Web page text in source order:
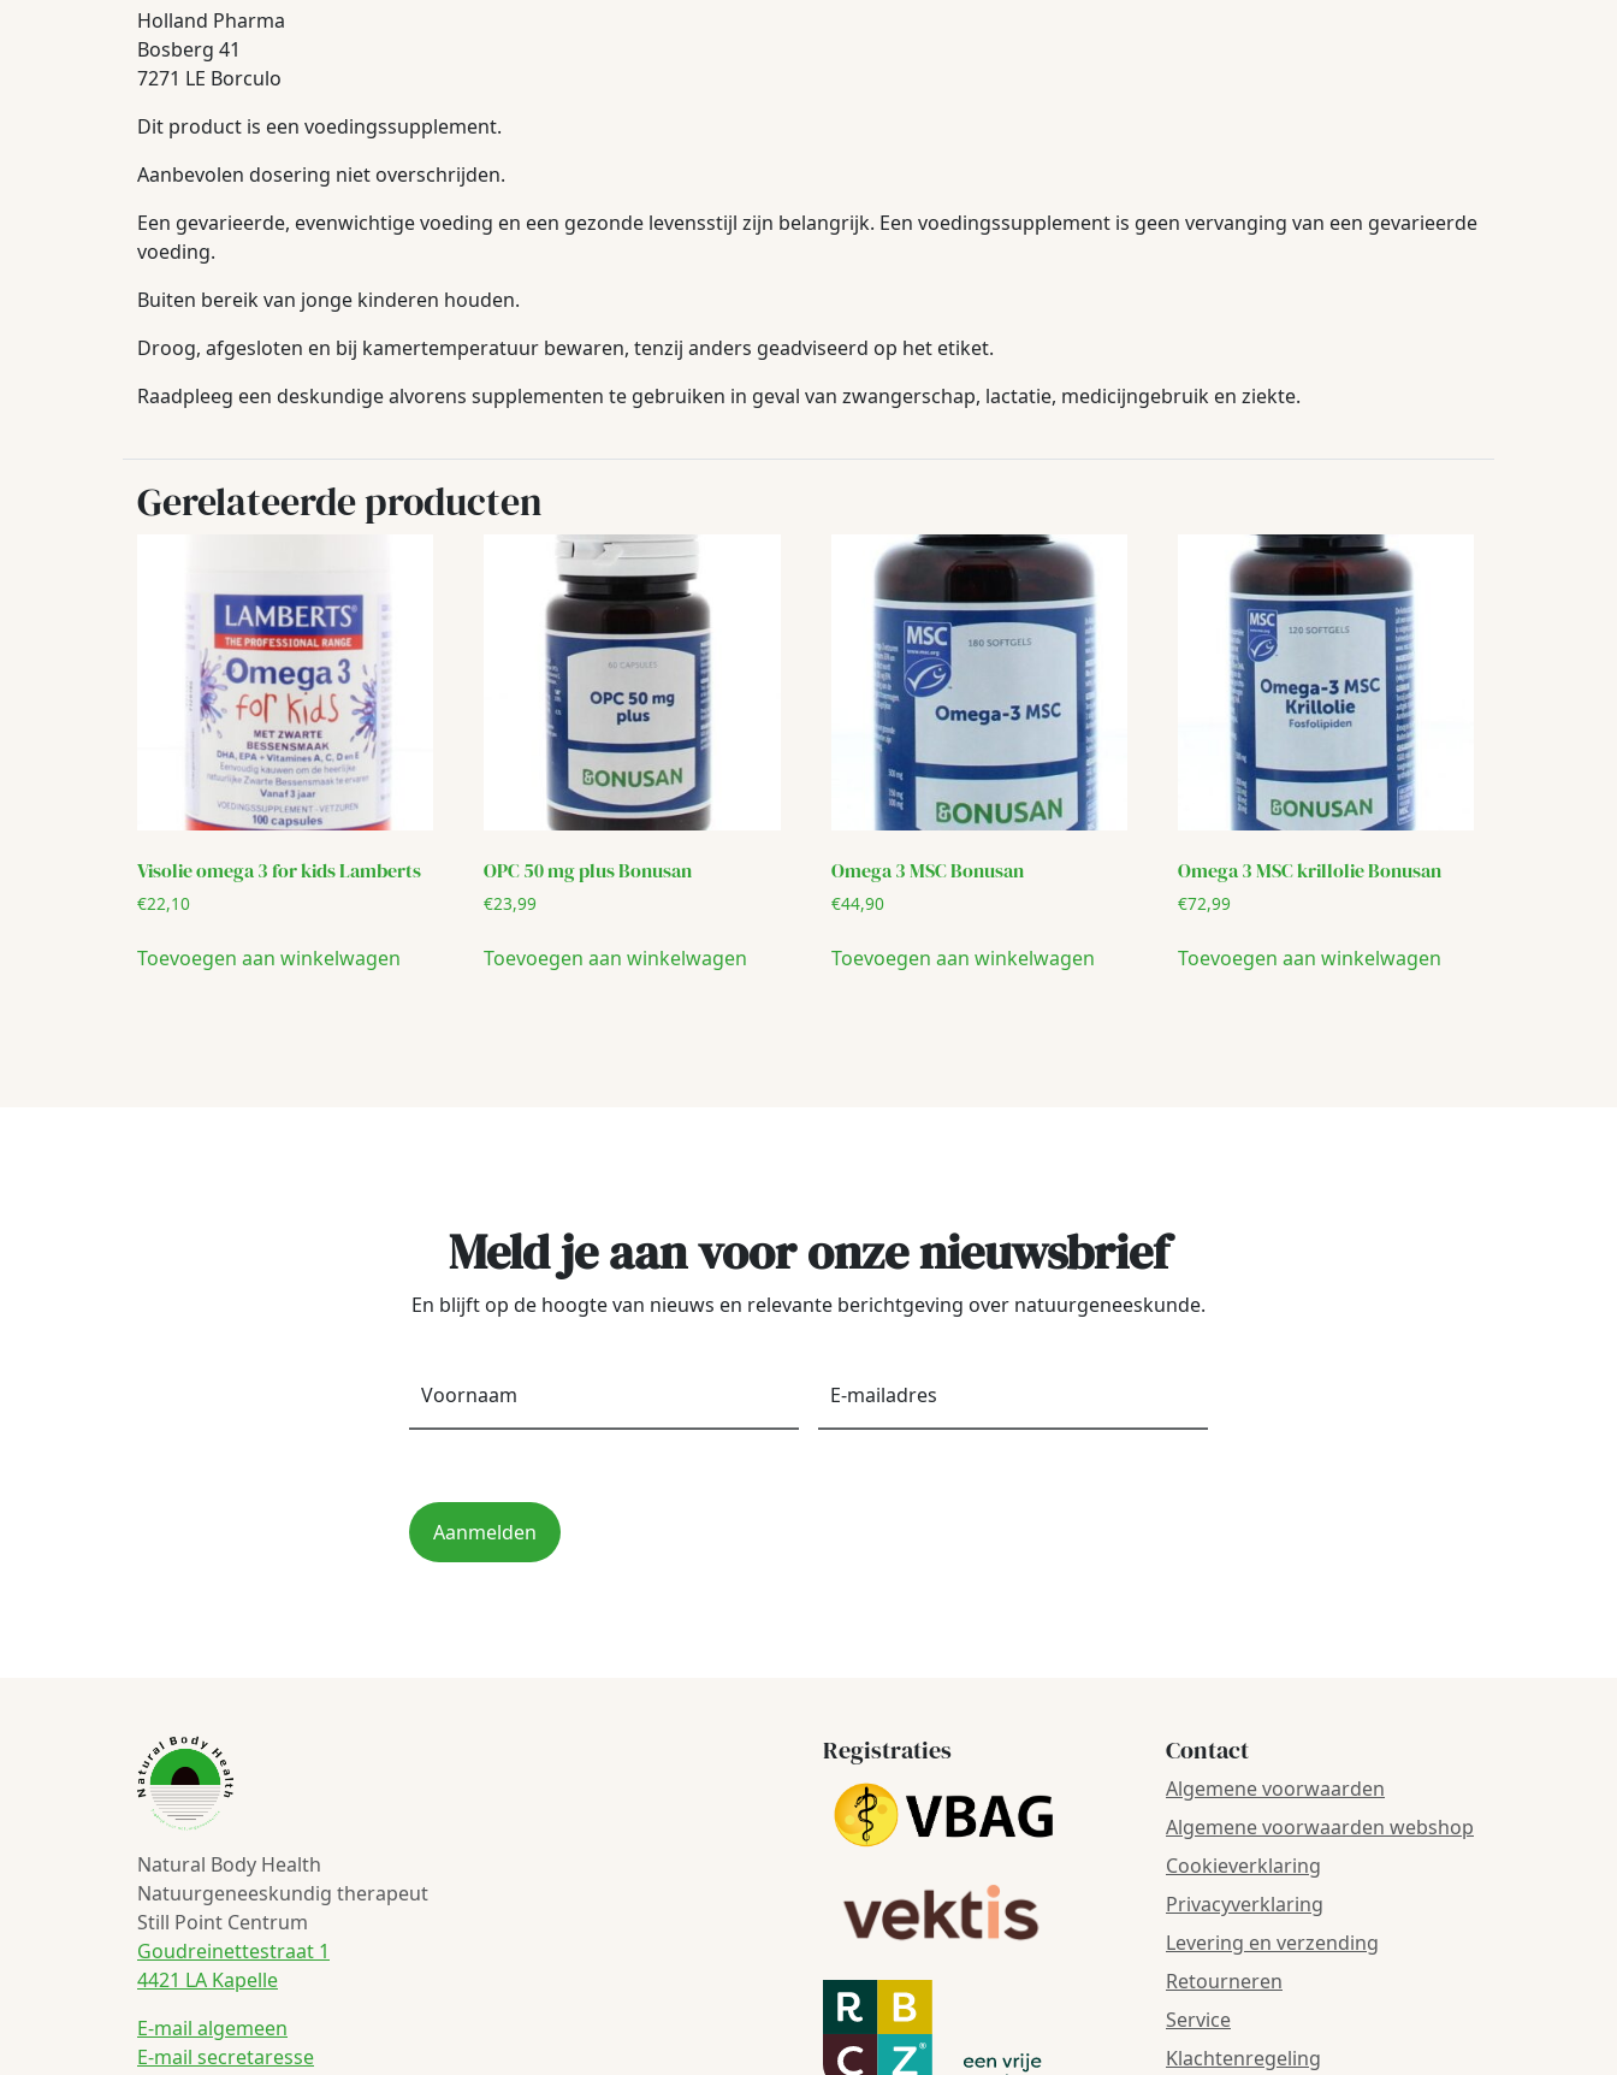
Holland Pharma
Bosberg 41
7271 LE Borculo
Dit product is een voedingssupplement.
Aanbevolen dosering niet overschrijden.
Een gevarieerde, evenwichtige voeding en een gezonde levensstijl zijn belangrijk. Een voedingssupplement is geen vervanging van een gevarieerde
voeding.
Buiten bereik van jonge kinderen houden.
Droog, afgesloten en bij kamertemperatuur bewaren, tenzij anders geadviseerd op het etiket.
Raadpleeg een deskundige alvorens supplementen te gebruiken in geval van zwangerschap, lactatie, medicijngebruik en ziekte.
Gerelateerde producten
Visolie omega 3 for kids Lamberts
€22,10
Toevoegen aan winkelwagen
OPC 50 mg plus Bonusan
€23,99
Toevoegen aan winkelwagen
Omega 3 MSC Bonusan
€44,90
Toevoegen aan winkelwagen
Omega 3 MSC krillolie Bonusan
€72,99
Toevoegen aan winkelwagen
Meld je aan voor onze nieuwsbrief
En blijft op de hoogte van nieuws en relevante berichtgeving over natuurgeneeskunde.
Aanmelden
Natural Body Health
Natuurgeneeskundig therapeut
Still Point Centrum
Goudreinettestraat 1
4421 LA Kapelle
E-mail algemeen
E-mail secretaresse
Registraties Contact
Algemene voorwaarden
Algemene voorwaarden webshop
Cookieverklaring
Privacyverklaring
Levering en verzending
Retourneren
Service
Klachtenregeling